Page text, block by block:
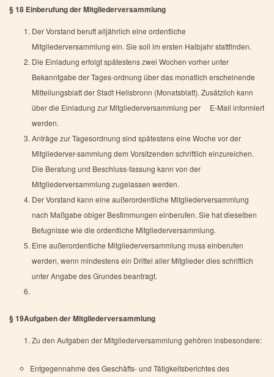
§ 18 Einberufung der Mitgliederversammlung
Der Vorstand beruft alljährlich eine ordentliche
Mitgliederversammlung ein. Sie soll im ersten Halbjahr stattfinden.
Die Einladung erfolgt spätestens zwei Wochen vorher unter
Bekanntgabe der Tages-ordnung über das monatlich erscheinende
Mitteilungsblatt der Stadt Heilsbronn (Monatsblatt). Zusätzlich kann
über die Einladung zur Mitgliederversammlung per E-Mail informiert
werden.
Anträge zur Tagesordnung sind spätestens eine Woche vor der
Mitgliederver-sammlung dem Vorsitzenden schriftlich einzureichen.
Die Beratung und Beschluss-fassung kann von der
Mitgliederversammlung zugelassen werden.
Der Vorstand kann eine außerordentliche Mitgliederversammlung
nach Maßgabe obiger Bestimmungen einberufen. Sie hat dieselben
Befugnisse wie die ordentliche Mitgliederversammlung.
Eine außerordentliche Mitgliederversammlung muss einberufen
werden, wenn mindestens ein Drittel aller Mitglieder dies schriftlich
unter Angabe des Grundes beantragt.
§ 19Aufgaben der Mitgliederversammlung
Zu den Aufgaben der Mitgliederversammlung gehören insbesondere:
Entgegennahme des Geschäfts- und Tätigkeitsberichtes des